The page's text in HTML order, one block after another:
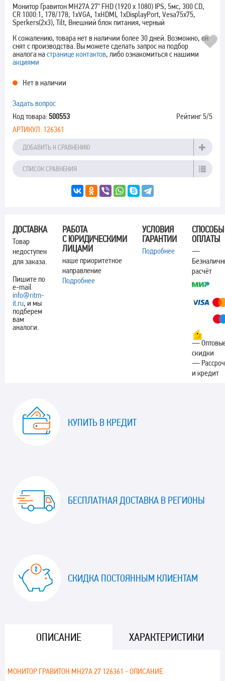
Монитор Гравитон МН27А 27" FHD (1920 x 1080) IPS, 5мс, 300 CD,
CR 1000:1, 178/178, 1xVGA, 1xHDMI, 1xDisplayPort, Vesa75x75,
Sperkers(2x3), Tilt, Внешний блок питания, черный
К сожалению, товара нет в наличии более 30 дней. Возможно, он
снят с производства. Вы можете сделать запрос на подбор
аналога на странице контактов, либо ознакомиться с нашими
акциями
Нет в наличии
Задать вопрос
Рейтинг 5/5
Код товара:500553
АРТИКУЛ: 126361
ДОБАВИТЬ К СРАВНЕНИЮ
СПИСОК СРАВНЕНИЯ
ДОСТАВКА
Товар
недоступен
для заказа.
Пишите по
e-mail
info@ritm-
it.ru, и мы
подберем
вам
аналоги.
РАБОТА
С ЮРИДИЧЕСКИМИ
ЛИЦАМИ
наше приоритетное
направление
Подробнее
УСЛОВИЯ
ГАРАНТИИ
Подробнее
СПОСОБЫ
ОПЛАТЫ
—
расчёт
—
скидки
—
и кредит
КУПИТЬ В КРЕДИТ
БЕСПЛАТНАЯ ДОСТАВКА В РЕГИОНЫ
СКИДКА ПОСТОЯННЫМ КЛИЕНТАМ
ОПИСАНИЕ ХАРАКТЕРИСТИКИ
МОНИТОР ГРАВИТОН МН27А 27 126361 - ОПИСАНИЕ